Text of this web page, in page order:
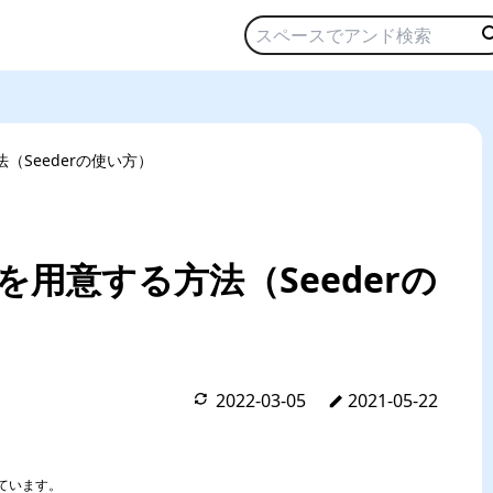
Seederの使い方）
用意する方法（Seederの
2022-03-05 2021-05-22
ます。